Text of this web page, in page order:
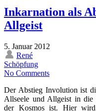
Inkarnation als
Allgeist
5. Januar 2012
René
Schöpfung
No Comments
Der Abstieg Involution ist
Allseele und Allgeist in die
der Kosmos ist. Hier